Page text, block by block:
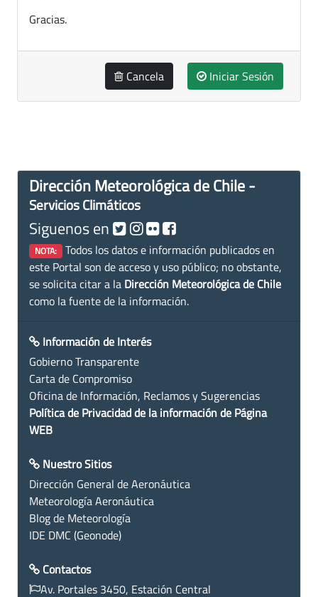
Gracias.
Cancela Iniciar Sesión
Dirección Meteorológica de Chile -
Servicios Climáticos
Siguenos en
NOTA: Todos los datos e información publicados en
este Portal son de acceso y uso público; no obstante,
se solicita citar a la Dirección Meteorológica de Chile
como la fuente de la información.
Información de Interés
Gobierno Transparente
Carta de Compromiso
Oficina de Información, Reclamos y Sugerencias
Política de Privacidad de la información de Página
WEB
Nuestro Sitios
Dirección General de Aeronáutica
Meteorología Aeronáutica
Blog de Meteorología
IDE DMC (Geonode)
Contactos
Av. Portales 3450, Estación Central